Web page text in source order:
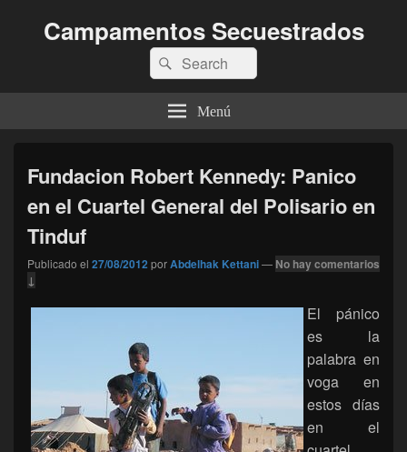
Campamentos Secuestrados
Buscar
por:
Buscar
Menú
Fundacion Robert Kennedy: Panico
en el Cuartel General del Polisario en
Tinduf
Publicado el 27/08/2012 porAbdelhak Kettani— No hay comentarios
↓
El pánico
es la
palabra en
voga en
estos días
en el